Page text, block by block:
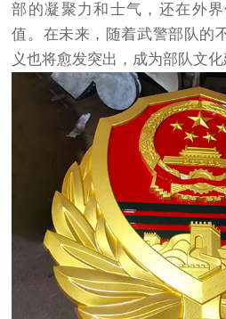
部的凝聚力和士气，还在外
值。在未来，随着武警部队的
义也将愈发突出，成为部队文化